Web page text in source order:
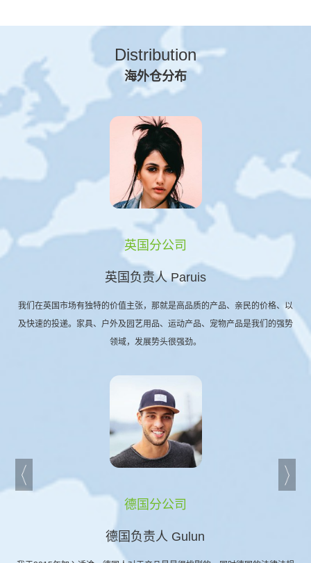
Distribution
海外仓分布
英国分公司
英国负责人 Paruis
我们在英国市场有独特的价值主张，那就是高品质的产品、亲民的价格、以
及快速的投递。家具、户外及园艺用品、运动产品、宠物产品是我们的强势
领域，发展势头很强劲。
德国分公司
德国负责人 Gulun